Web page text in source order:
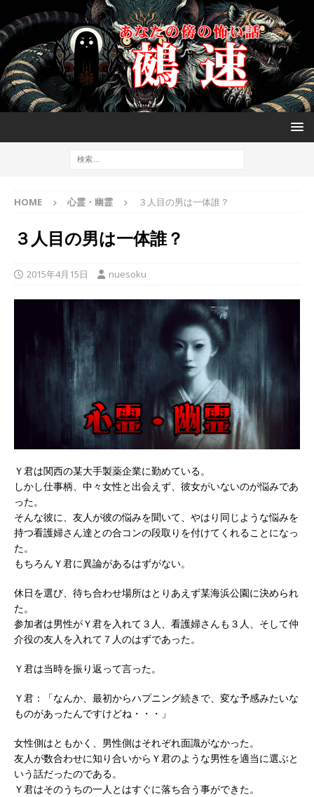
HOME 心霊・幽霊 ３人目の男は一体誰？
３人目の男は一体誰？
2015年4月15日 nuesoku
Ｙ君は関西の某大手製薬企業に勤めている。
しかし仕事柄、中々女性と出会えず、彼女がいないのが悩みであ
った。
そんな彼に、友人が彼の悩みを聞いて、やはり同じような悩みを
持つ看護婦さん達との合コンの段取りを付けてくれることになっ
た。
もちろんＹ君に異論があるはずがない。
休日を選び、待ち合わせ場所はとりあえず某海浜公園に決められ
た。
参加者は男性がＹ君を入れて３人、看護婦さんも３人、そして仲
介役の友人を入れて７人のはずであった。
Ｙ君は当時を振り返って言った。
Ｙ君：「なんか、最初からハプニング続きで、変な予感みたいな
ものがあったんですけどね・・・」
女性側はともかく、男性側はそれぞれ面識がなかった。
友人が数合わせに知り合いからＹ君のような男性を適当に選ぶと
いう話だったのである。
Ｙ君はそのうちの一人とはすぐに落ち合う事ができた。